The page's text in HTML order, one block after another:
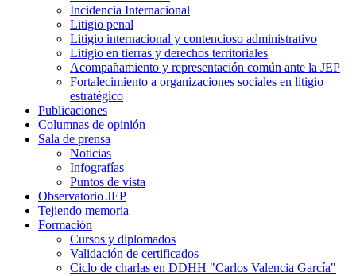
Incidencia Internacional
Litigio penal
Litigio internacional y contencioso administrativo
Litigio en tierras y derechos territoriales
Acompañamiento y representación común ante la JEP
Fortalecimiento a organizaciones sociales en litigio
estratégico
Publicaciones
Columnas de opinión
Sala de prensa
Noticias
Infografías
Puntos de vista
Observatorio JEP
Tejiendo memoria
Formación
Cursos y diplomados
Validación de certificados
Ciclo de charlas en DDHH "Carlos Valencia García"